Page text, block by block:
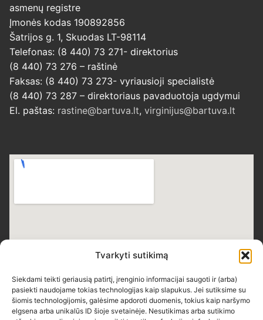
Tvarkyti sutikimą
Siekdami teikti geriausią patirtį, įrenginio informacijai saugoti ir (arba)
pasiekti naudojame tokias technologijas kaip slapukus. Jei sutiksime su
šiomis technologijomis, galėsime apdoroti duomenis, tokius kaip naršymo
elgsena arba unikalūs ID šioje svetainėje. Nesutikimas arba sutikimo
asmenų registre
Įmonės kodas 190892856
Šatrijos g. 1, Skuodas LT-98114
Telefonas: (8 440) 73 271- direktorius
(8 440) 73 276 – raštinė
Faksas: (8 440) 73 273- vyriausioji specialistė
(8 440) 73 287 – direktoriaus pavaduotoja ugdymui
El. paštas: rastine@bartuva.lt, virginijus@bartuva.lt